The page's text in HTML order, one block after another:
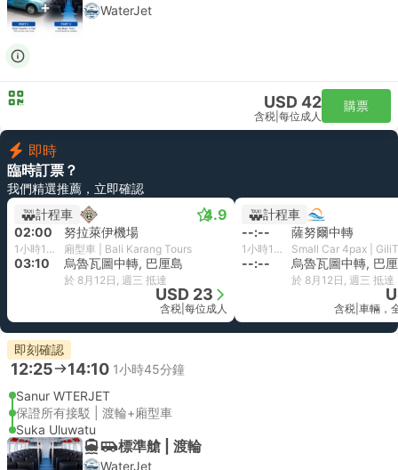
WaterJet
USD 42
含税 每位成人
購票
即時
臨時訂票？
我們精選推薦，立即確認
計程車
4.9
02:00 努拉萊伊機場
1小時10分鐘 廂型車 | Bali Karang Tours
03:10 烏魯瓦圖中轉, 巴厘島
於 8月12日, 週三 抵達
USD 23
含税 每位成人
計程車
--:--
薩努爾中轉
1小時15分鐘
--:-- 烏魯瓦圖中轉, 巴
於 8月12日, 週三 抵達
含税 車輛，
即刻確認
12:25 14:10 1小時45分鐘
Sanur WTERJET
保證所有接駁 | 渡輪+廂型車
Suka Uluwatu
標準艙 | 渡輪
WaterJet